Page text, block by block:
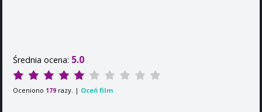
Średnia ocena: 5.0
Oceniono 179 razy. | Oceń film